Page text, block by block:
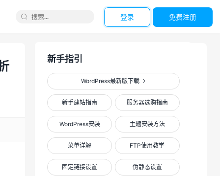
登录 免费注册

themebetter-ent主题
新手指引
WordPress最新版下载 
新手建站指南 服务器选购指南
WordPress安装 主题安装方法
菜单详解 FTP使用教学
固定链接设置 伪静态设置